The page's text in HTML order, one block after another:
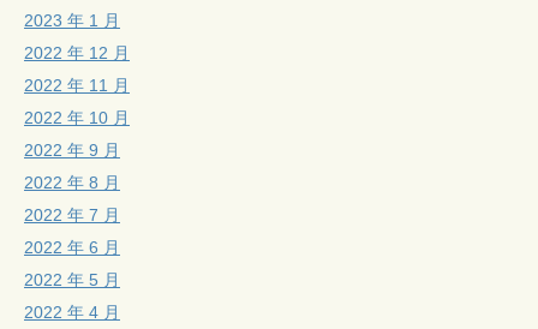
2023 年 1 月
2022 年 12 月
2022 年 11 月
2022 年 10 月
2022 年 9 月
2022 年 8 月
2022 年 7 月
2022 年 6 月
2022 年 5 月
2022 年 4 月